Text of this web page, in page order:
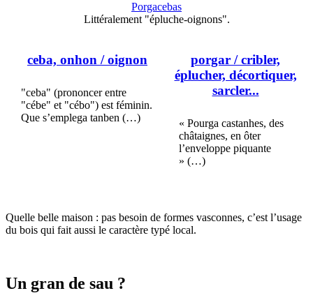
Porgacebas
Littéralement "épluche-oignons".
ceba, onhon / oignon
"ceba" (prononcer entre
"cébe" et "cébo") est féminin.
Que s’emplega tanben (…)
porgar / cribler,
éplucher, décortiquer,
sarcler...
« Pourga castanhes, des
châtaignes, en ôter
l’enveloppe piquante
» (…)
Quelle belle maison : pas besoin de formes vasconnes, c’est l’usage
du bois qui fait aussi le caractère typé local.
Un gran de sau ?